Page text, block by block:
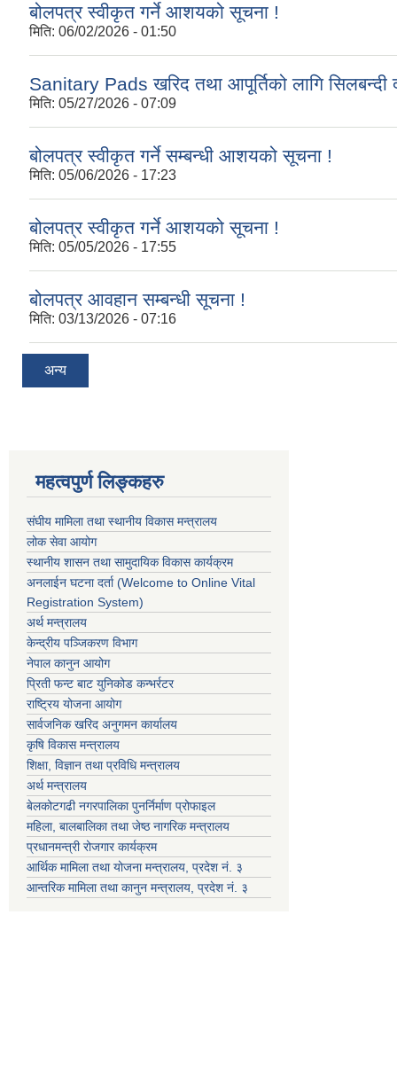
बोलपत्र स्वीकृत गर्ने आशयको सूचना !
मिति: 06/02/2026 - 01:50
Sanitary Pads खरिद तथा आपूर्तिको लागि सिलबन्दी
मिति: 05/27/2026 - 07:09
बोलपत्र स्वीकृत गर्ने सम्बन्धी आशयको सूचना !
मिति: 05/06/2026 - 17:23
बोलपत्र स्वीकृत गर्ने आशयको सूचना !
मिति: 05/05/2026 - 17:55
बोलपत्र आवहान सम्बन्धी सूचना !
मिति: 03/13/2026 - 07:16
अन्य
महत्वपुर्ण लिङ्कहरु
संघीय मामिला तथा स्थानीय विकास मन्त्रालय
लोक सेवा आयोग
स्थानीय शासन तथा सामुदायिक विकास कार्यक्रम
अनलाईन घटना दर्ता (Welcome to Online Vital
Registration System)
अर्थ मन्त्रालय
केन्द्रीय पञ्जिकरण विभाग
नेपाल कानुन आयोग
प्रिती फन्ट बाट युनिकोड कन्भर्रटर
राष्ट्रिय योजना आयोग
सार्वजनिक खरिद अनुगमन कार्यालय
कृषि विकास मन्त्रालय
शिक्षा, विज्ञान तथा प्रविधि मन्त्रालय
अर्थ मन्त्रालय
बेलकोटगढी नगरपालिका पुनर्निर्माण प्रोफाइल
महिला, बालबालिका तथा जेष्ठ नागरिक मन्त्रालय
प्रधानमन्त्री रोजगार कार्यक्रम
आर्थिक मामिला तथा योजना मन्त्रालय, प्रदेश नं. ३
आन्तरिक मामिला तथा कानुन मन्त्रालय, प्रदेश नं. ३